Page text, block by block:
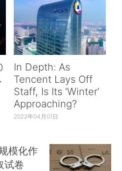
In Depth: As
Tencent Lays Off
Staff, Is Its ‘Winter’
Approaching?
2022年04月01日
模化作
试卷